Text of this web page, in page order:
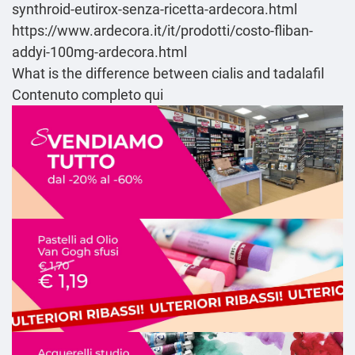
synthroid-eutirox-senza-ricetta-ardecora.html
https://www.ardecora.it/it/prodotti/costo-fliban-
addyi-100mg-ardecora.html
What is the difference between cialis and tadalafil
Contenuto completo qui